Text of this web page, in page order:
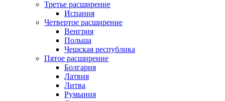
Третье расширение
Испания
Четвертое расширение
Венгрия
Польша
Чешская республика
Пятое расширение
Болгария
Латвия
Литва
Румыния